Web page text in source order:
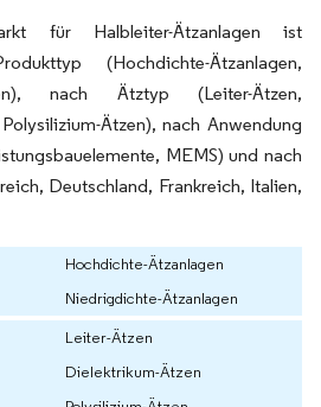
für Halbleiter-Ätzanlagen ist
(Hochdichte-Ätzanlagen,
nach Ätztyp (Leiter-Ätzen,
Ätzen), nach Anwendung
MEMS) und nach
Deutschland, Frankreich, Italien,
Hochdichte-Ätzanlagen
Niedrigdichte-Ätzanlagen
Leiter-Ätzen
Dielektrikum-Ätzen